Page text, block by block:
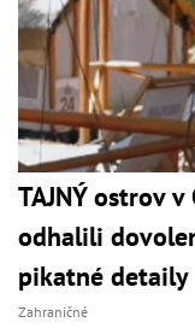
TAJNÝ ostrov
odhalili
pikatné detaily
Zahraničné